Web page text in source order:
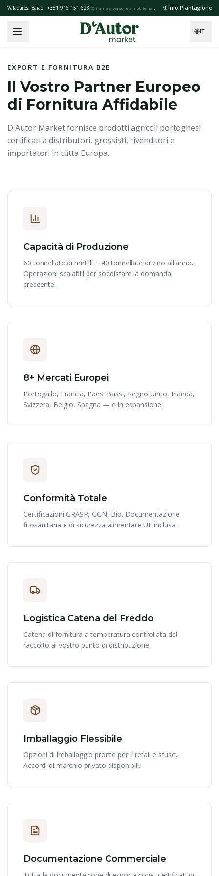
Skip to main content
Valadares, Baião · +351 916 151 628 (Chiamata verso rete mobile nazionale Info Piantagione
IT
EXPORT E FORNITURA B2B
Il Vostro Partner Europeo
di Fornitura Affidabile
D'Autor Market fornisce prodotti agricoli portoghesi
certificati a distributori, grossisti, rivenditori e
importatori in tutta Europa.
Capacità di Produzione
60 tonnellate di mirtilli + 40 tonnellate di vino all'anno.
Operazioni scalabili per soddisfare la domanda
crescente.
8+ Mercati Europei
Portogallo, Francia, Paesi Bassi, Regno Unito, Irlanda,
Svizzera, Belgio, Spagna — e in espansione.
Conformità Totale
Certificazioni GRASP, GGN, Bio. Documentazione
fitosanitaria e di sicurezza alimentare UE inclusa.
Logistica Catena del Freddo
Catena di fornitura a temperatura controllata dal
raccolto al vostro punto di distribuzione.
Imballaggio Flessibile
Opzioni di imballaggio pronte per il retail e sfuso.
Accordi di marchio privato disponibili.
Documentazione Commerciale